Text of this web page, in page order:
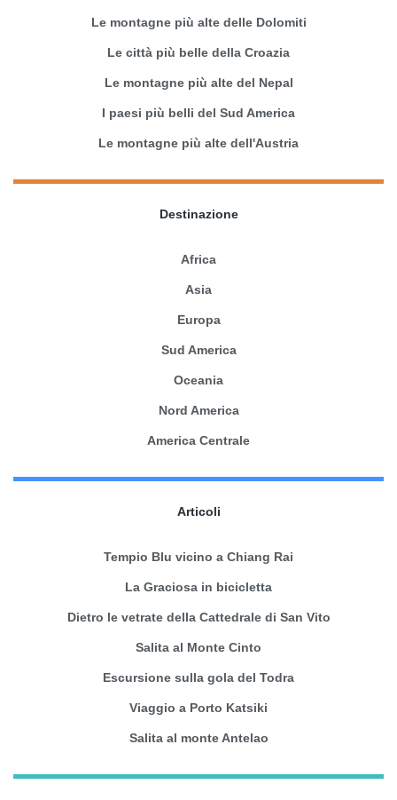
Le montagne più alte delle Dolomiti
Le città più belle della Croazia
Le montagne più alte del Nepal
I paesi più belli del Sud America
Le montagne più alte dell'Austria
Destinazione
Africa
Asia
Europa
Sud America
Oceania
Nord America
America Centrale
Articoli
Tempio Blu vicino a Chiang Rai
La Graciosa in bicicletta
Dietro le vetrate della Cattedrale di San Vito
Salita al Monte Cinto
Escursione sulla gola del Todra
Viaggio a Porto Katsiki
Salita al monte Antelao